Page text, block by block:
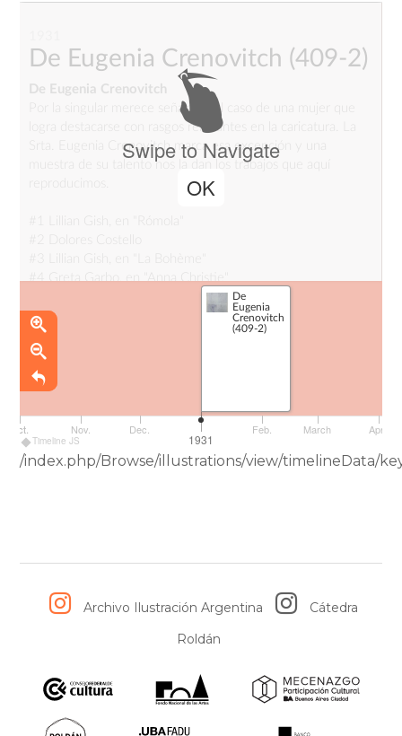
De Eugenia Crenovitch (409-2)
De Eugenia Crenovitch
Por la singular merece señalarse el caso de una mujer que
logra destacarse con rasgos relevantes en la caricatura. La
Srta. Eugenia Crenovitch marca esa excepción y una
muestra de su talento nos la dan los trabajos que aquí
Fuente
Swipe to Navigate
OK
Timeline JS
De
Eugenia
Crenovitch
(409-2)
1931
Oct.
Oct. Nov. Dec. Feb. March April
/index.php/Browse/illustrations/view/timelineData/
Archivo Ilustración Argentina
Cátedra
Roldán